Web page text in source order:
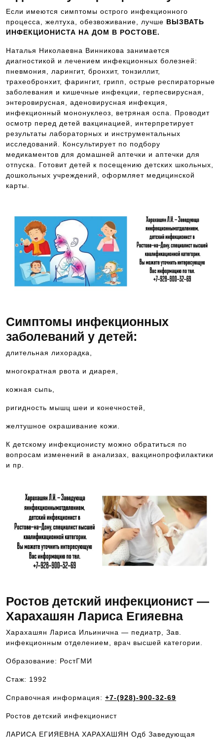
Если имеются симптомы острого инфекционного
процесса, желтуха, обезвоживание, лучше ВЫЗВАТЬ
ИНФЕКЦИОНИСТА НА ДОМ В РОСТОВЕ.
Наталья Николаевна Винникова занимается
диагностикой и лечением инфекционных болезней:
пневмония, ларингит, бронхит, тонзиллит,
трахеобронхит, фарингит, грипп, острые респираторные
заболевания и кишечные инфекции, герпесвирусная,
энтеровирусная, аденовирусная инфекция,
инфекционный мононуклеоз, ветряная оспа. Проводит
осмотр перед детей вакцинацией, интерпретирует
результаты лабораторных и инструментальных
исследований. Консультирует по подбору
медикаментов для домашней аптечки и аптечки для
отпуска. Готовит детей к посещению детских школьных,
дошкольных учреждений, оформляет медицинской
карты.
Симптомы инфекционных
заболеваний у детей:
длительная лихорадка,
многократная рвота и диарея,
кожная сыпь,
ригидность мышц шеи и конечностей,
желтушное окрашивание кожи.
К детскому инфекционисту можно обратиться по
вопросам изменений в анализах, вакцинопрофилактики
и пр.
Ростов детский инфекционист —
Харахашян Лариса Егияевна
Харахашян Лариса Ильинична — педиатр, Зав.
инфекционным отделением, врач высшей категории.
Образование: РостГМИ
Стаж: 1992
Справочная информация: +7-(928)-900-32-69
Ростов детский инфекционист
ЛАРИСА ЕГИЯЕВНА ХАРАХАШЯН Одб Заведующая